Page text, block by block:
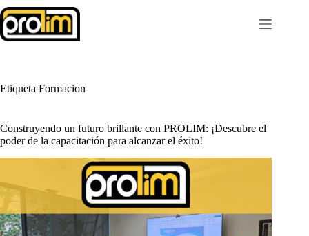
Saltar
al
contenido
Etiqueta Formacion
Construyendo un futuro brillante con PROLIM: ¡Descubre el
poder de la capacitación para alcanzar el éxito!